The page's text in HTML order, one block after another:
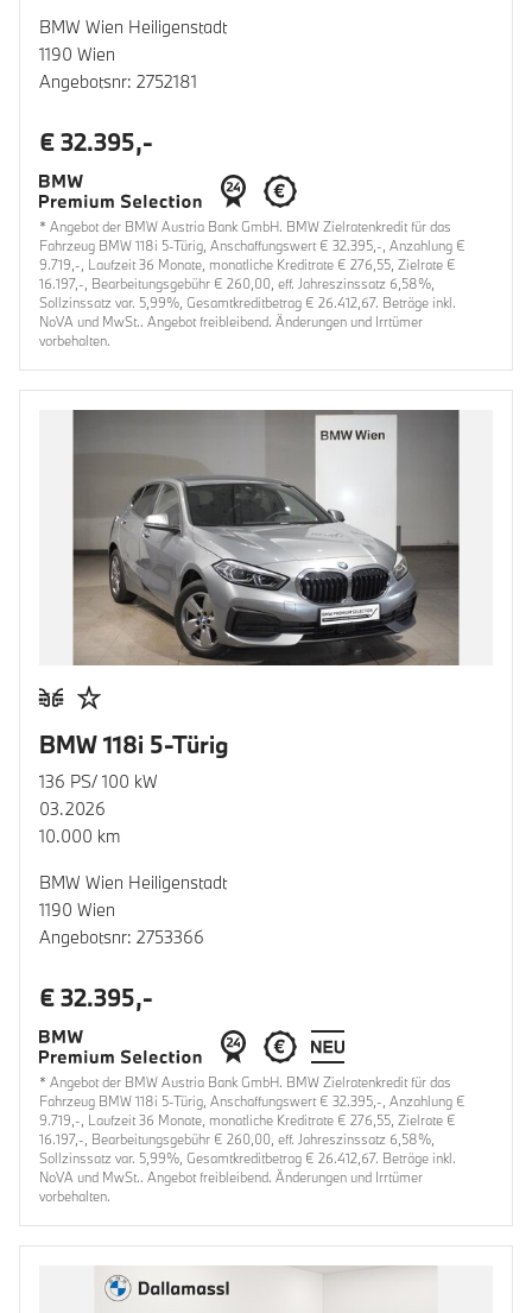
BMW Wien Heiligenstadt
1190 Wien
Angebotsnr: 2752181
€ 32.395,-
* Angebot der BMW Austria Bank GmbH. BMW Zielratenkredit für das
Fahrzeug BMW 118i 5-Türig, Anschaffungswert € 32.395,-, Anzahlung €
9.719,-, Laufzeit 36 Monate, monatliche Kreditrate € 276,55, Zielrate €
16.197,-, Bearbeitungsgebühr € 260,00, eff. Jahreszinssatz 6,58%,
Sollzinssatz var. 5,99%, Gesamtkreditbetrag € 26.412,67. Beträge inkl.
NoVA und MwSt.. Angebot freibleibend. Änderungen und Irrtümer
vorbehalten.
BMW 118i 5-Türig
136 PS/ 100 kW
03.2026
10.000 km
BMW Wien Heiligenstadt
1190 Wien
Angebotsnr: 2753366
€ 32.395,-
* Angebot der BMW Austria Bank GmbH. BMW Zielratenkredit für das
Fahrzeug BMW 118i 5-Türig, Anschaffungswert € 32.395,-, Anzahlung €
9.719,-, Laufzeit 36 Monate, monatliche Kreditrate € 276,55, Zielrate €
16.197,-, Bearbeitungsgebühr € 260,00, eff. Jahreszinssatz 6,58%,
Sollzinssatz var. 5,99%, Gesamtkreditbetrag € 26.412,67. Beträge inkl.
NoVA und MwSt.. Angebot freibleibend. Änderungen und Irrtümer
vorbehalten.